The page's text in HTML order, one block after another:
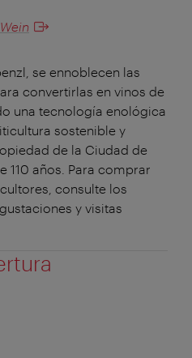
se ennoblecen las
convertirlas en vinos de
una tecnología enológica
sostenible y
de la Ciudad de
110 años. Para comprar
consulte los
y visitas